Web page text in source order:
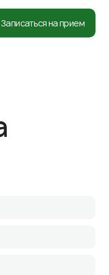
8 (812) 332-54-05
Записаться на прием